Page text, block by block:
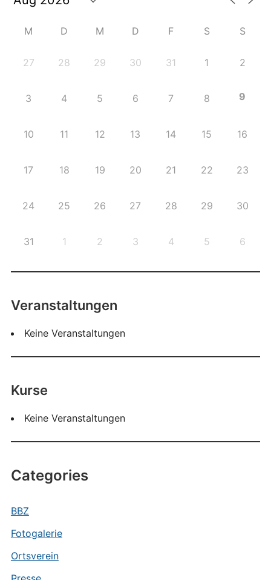
M D M D F S S
27 28 29 30 31 1 2
3 4 5 6 7 8 9
10 11 12 13 14 15 16
17 18 19 20 21 22 23
24 25 26 27 28 29 30
31 1 2 3 4 5 6
Veranstaltungen
Keine Veranstaltungen
Kurse
Keine Veranstaltungen
Categories
BBZ
Fotogalerie
Ortsverein